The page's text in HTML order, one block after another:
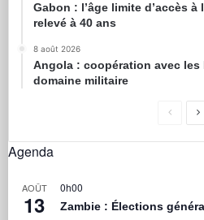
Gabon : l’âge limite d’accès
relevé à 40 ans
8 août 2026
Angola : coopération avec les
domaine militaire
Agenda
AOÛT
13
0h00
Zambie : Élections